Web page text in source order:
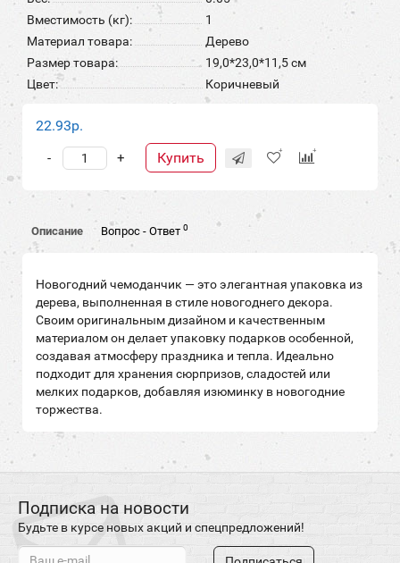
Вместимость (кг):
1
Материал товара:
Дерево
Размер товара:
19,0*23,0*11,5 см
Цвет:
Коричневый
22.93р.
+
- Купить
Описание Вопрос - Ответ 0
Новогодний чемоданчик — это элегантная упаковка из
дерева, выполненная в стиле новогоднего декора.
Своим оригинальным дизайном и качественным
материалом он делает упаковку подарков особенной,
создавая атмосферу праздника и тепла. Идеально
подходит для хранения сюрпризов, сладостей или
мелких подарков, добавляя изюминку в новогодние
торжества.
Подписка на новости
Будьте в курсе новых акций и спецпредложений!